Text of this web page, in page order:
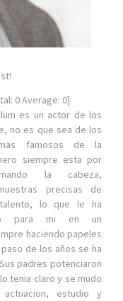
0Average: 0]
es un actor de los
no es que sea de los
famosos de la
siempre esta por
la cabeza,
precisas de
lo que le ha
para mi en un
haciendo papeles
de los años se ha
padres potenciaron
tenia claro y se mudo
estudio y